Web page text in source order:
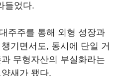
들었다.
주주를 통해 외형 성장과
기면서도, 동시에 단일 거
무형자산의 부실화라는
새가 됐다.